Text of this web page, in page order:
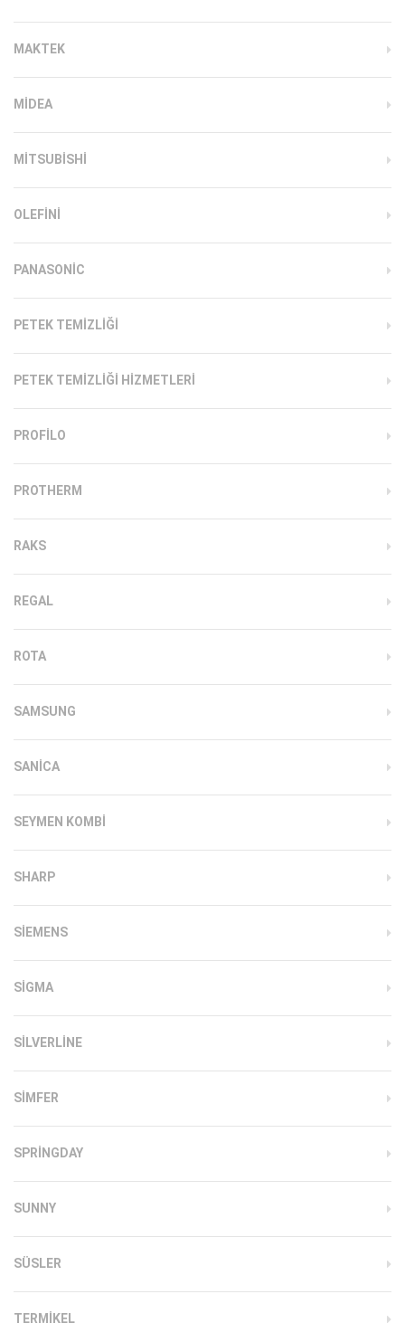
MAKTEK
MIDEA
MITSUBISHI
OLEFINI
PANASONIC
PETEK TEMIZLIĞI
PETEK TEMIZLIĞI HIZMETLERI
PROFILO
PROTHERM
RAKS
REGAL
ROTA
SAMSUNG
SANICA
SEYMEN KOMBI
SHARP
SIEMENS
SIGMA
SILVERLINE
SIMFER
SPRINGDAY
SUNNY
SÜSLER
TERMIKEL